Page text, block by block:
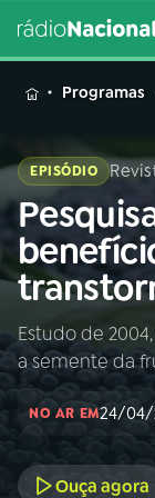
MENU
Buscar
na
Rádio
Nacional
01INÍCIO
A RÁDIO
Programas
EPISÓDIO
Estudo de
a semente da
NO AR EM24/04/
Ouça agora